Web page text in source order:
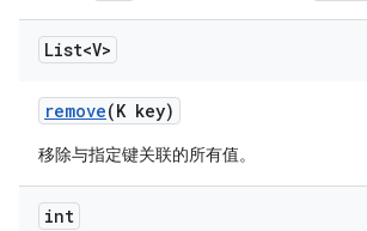
List<V>
remove(K key)
移除与指定键关联的所有值。
int